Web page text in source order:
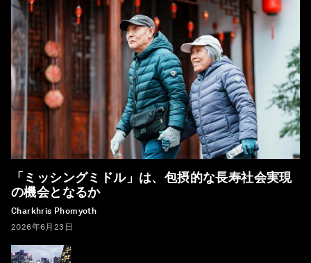
「ミッシングミドル」は、包摂的な長寿社会実現
の機会となるか
Charkhris Phomyoth
2026年6月23日